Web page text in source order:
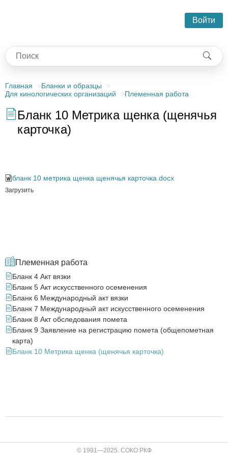
Войти
Главная
Бланки и образцы
Для кинологических организаций
Племенная работа
Бланк 10 Метрика щенка (щенячья
карточка)
бланк 10 метрика щенка щенячья карточка.docx
Загрузить
Племенная работа
Бланк 4 Акт вязки
Бланк 5 Акт искусственного осеменения
Бланк 6 Международный акт вязки
Бланк 7 Международный акт искусственного осеменения
Бланк 8 Акт обследования помета
Бланк 9 Заявление на регистрацию помета (общепометная
карта)
Бланк 10 Метрика щенка (щенячья карточка)
© 1991—2025. СОКО РКФ